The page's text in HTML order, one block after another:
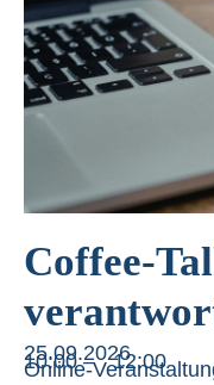
Coffee-
25.09.2026
10:00 – 12:00
Online-